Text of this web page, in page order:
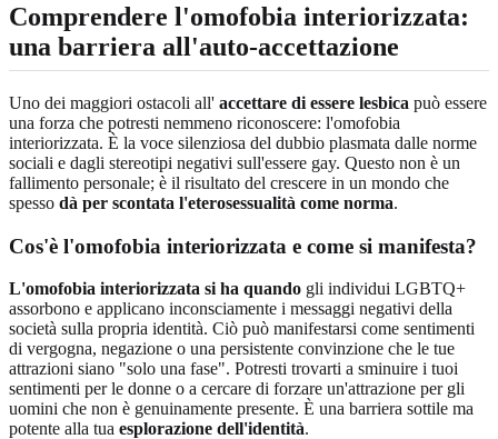
Comprendere l'omofobia interiorizzata:
una barriera all'auto-accettazione
Uno dei maggiori ostacoli all' accettare di essere lesbica può essere
una forza che potresti nemmeno riconoscere: l'omofobia
interiorizzata. È la voce silenziosa del dubbio plasmata dalle norme
sociali e dagli stereotipi negativi sull'essere gay. Questo non è un
fallimento personale; è il risultato del crescere in un mondo che
spesso dà per scontata l'eterosessualità come norma.
Cos'è l'omofobia interiorizzata e come si manifesta?
L'omofobia interiorizzata si ha quando gli individui LGBTQ+
assorbono e applicano inconsciamente i messaggi negativi della
società sulla propria identità. Ciò può manifestarsi come sentimenti
di vergogna, negazione o una persistente convinzione che le tue
attrazioni siano "solo una fase". Potresti trovarti a sminuire i tuoi
sentimenti per le donne o a cercare di forzare un'attrazione per gli
uomini che non è genuinamente presente. È una barriera sottile ma
potente alla tua esplorazione dell'identità.